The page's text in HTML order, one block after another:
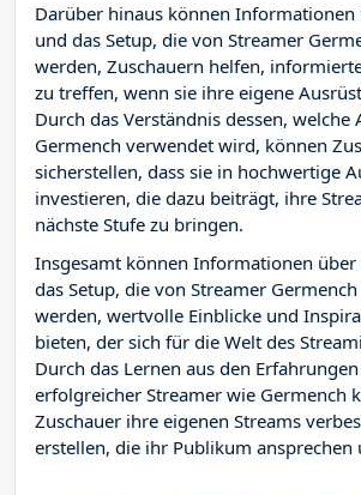
Darüber hinaus können Informationen
und das Setup, die von Streamer
werden, Zuschauern helfen,
zu treffen, wenn sie ihre eigene
Durch das Verständnis dessen, welche
Germench verwendet wird, können
sicherstellen, dass sie in hochwertige
investieren, die dazu beiträgt, ihre
nächste Stufe zu bringen.
Insgesamt können Informationen über
das Setup, die von Streamer
werden, wertvolle Einblicke und
bieten, der sich für die Welt des
Durch das Lernen aus den
erfolgreicher Streamer wie Germench
Zuschauer ihre eigenen Streams
erstellen, die ihr Publikum ansprechen